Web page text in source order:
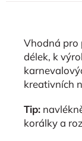
Vhodná pro
délek, k
kreativních
Tip:
korálky a